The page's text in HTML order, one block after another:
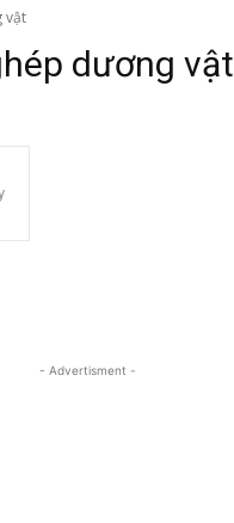
vật
dương vật
- Advertisment -